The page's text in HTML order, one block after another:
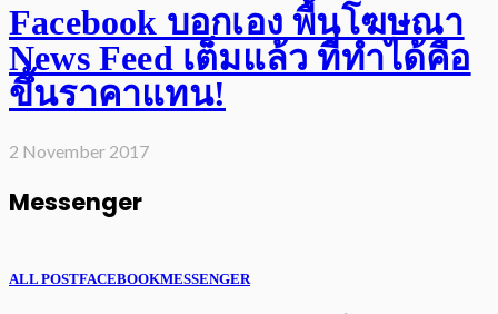
Facebook บอกเอง พื้นโฆษณา
News Feed เต็มแล้ว ที่ทำได้คือ
ขึ้นราคาแทน!
2 November 2017
Messenger
ALL POSTFACEBOOKMESSENGER